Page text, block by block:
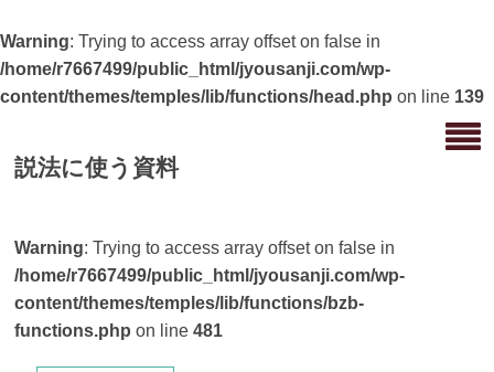
Warning: Trying to access array offset on false in
/home/r7667499/public_html/jyousanji.com/wp-
content/themes/temples/lib/functions/head.php on line 139
説法に使う資料
Warning: Trying to access array offset on false in
/home/r7667499/public_html/jyousanji.com/wp-
content/themes/temples/lib/functions/bzb-
functions.php on line481